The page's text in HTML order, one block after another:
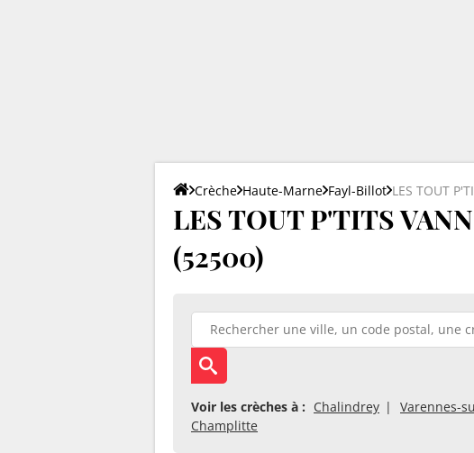
Crèche Haute-Marne Fayl-Billot LES TOUT
LES TOUT P'TITS
(52500)
Voir les crèches à : Chalindrey
Varennes-
Champlitte